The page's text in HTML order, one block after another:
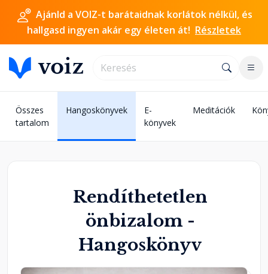
Ajánld a VOIZ-t barátaidnak korlátok nélkül, és
hallgasd ingyen akár egy életen át! Részletek
Összes
tartalom
Hangoskönyvek
E-
könyvek
Meditációk
Rendíthetetlen
önbizalom -
Hangoskönyv